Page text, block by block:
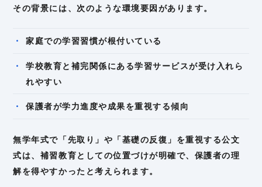
その背景には、次のような環境要因があります。
家庭での学習習慣が根付いている
学校教育と補完関係にある学習サービスが受け入れら
れやすい
保護者が学力進度や成果を重視する傾向
無学年式で「先取り」や「基礎の反復」を重視する公文
式は、補習教育としての位置づけが明確で、保護者の理
解を得やすかったと考えられます。